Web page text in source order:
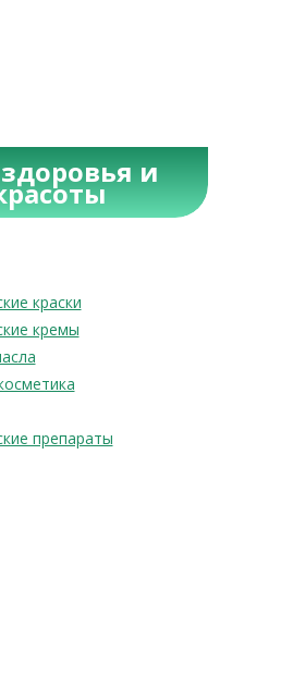
и
краски
кремы
препараты